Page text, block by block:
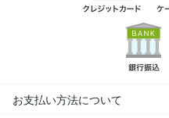
お支払い方法について